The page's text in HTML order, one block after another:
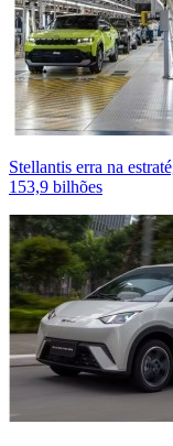
Stellantis erra na
153,9 bilhões